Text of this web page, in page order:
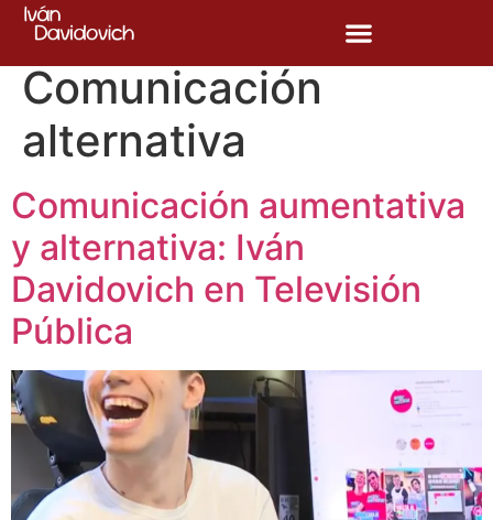
Etiqueta:
Comunicación
alternativa
Comunicación aumentativa
y alternativa: Iván
Davidovich en Televisión
Pública